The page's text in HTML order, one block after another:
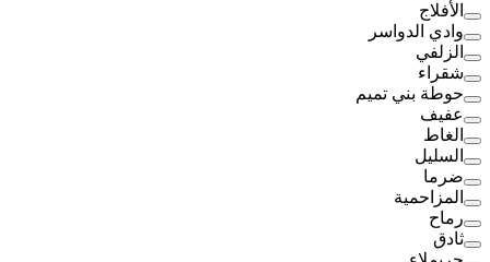
الأفلاج
وادي الدواسر
الزلفي
شقراء
حوطة بني تميم
عفيف
الغاط
السليل
ضرما
المزاحمية
رماح
ثادق